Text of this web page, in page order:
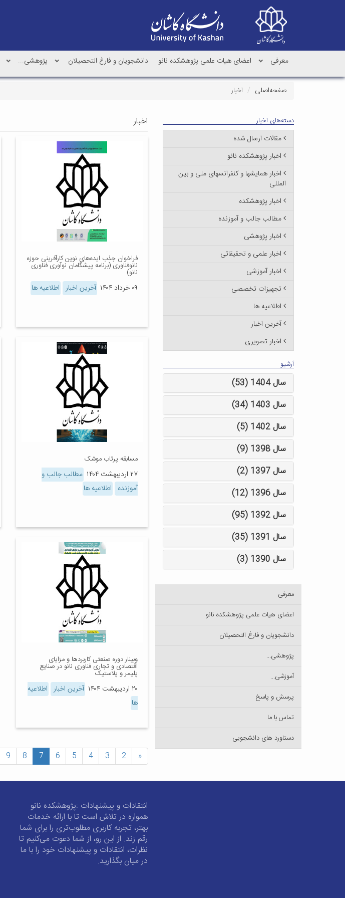
معرفی اعضای هیات علمی پژوهشکده نانو دانشجویان و فارغ التحصیلان پژوهشی...
صفحه‌اصلی اخبار
اخبار
فراخوان جذب ایده‌های نوین کارآفرینی حوزه
نانوفناوری (برنامه پیشگامان نوآوری فناوری
نانو)
۰۹ خرداد ۱۴۰۴ آخرین اخبار اطلاعیه ها
مسابقه پرتاب موشک
۲۷ اردیبهشت ۱۴۰۴
مطالب جالب و
آموزنده اطلاعیه ها
وبینار دوره صنعتی کاربردها و مزایای
اقتصادی و تجاری فناوری نانو در صنایع
پلیمر و پلاستیک
۲۰ اردیبهشت ۱۴۰۴ آخرین اخبار اطلاعیه
ها
«
2
3
4
5
6
7
8
9
دسته‌های اخبار
مقالات ارسال شده
اخبار پژوهشکده نانو
اخبار همایشها و کنفرانسهای ملی و بین
المللی
اخبار پژوهشکده
مطالب جالب و آموزنده
اخبار پژوهشی
اخبار علمی و تحقیقاتی
اخبار آموزشی
تجهیزات تخصصی
اطلاعیه ها
آخرین اخبار
اخبار تصویری
آرشیو
سال 1404 (53)
سال 1403 (34)
سال 1402 (5)
سال 1398 (9)
سال 1397 (2)
سال 1396 (12)
سال 1392 (95)
سال 1391 (35)
سال 1390 (3)
معرفی
اعضای هیات علمی پژوهشکده نانو
دانشجویان و فارغ التحصیلان
پژوهشی...
آموزشی...
پرسش و پاسخ
تماس با ما
دستاورد های دانشجویی
انتقادات و پیشنهادات :پژوهشکده نانو
همواره در تلاش است تا با ارائه خدمات
بهتر، تجربه کاربری مطلوب‌تری را برای شما
رقم زند. از این رو، از شما دعوت می‌کنیم تا
نظرات، انتقادات و پیشنهادات خود را با ما
در میان بگذارید.